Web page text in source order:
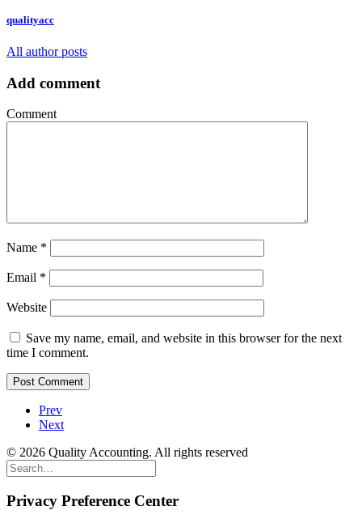
qualityacc
All author posts
Add comment
Comment
Name *
Email *
Website
Save my name, email, and website in this browser for the next
time I comment.
Prev
Next
© 2026 Quality Accounting. All rights reserved
Privacy Preference Center